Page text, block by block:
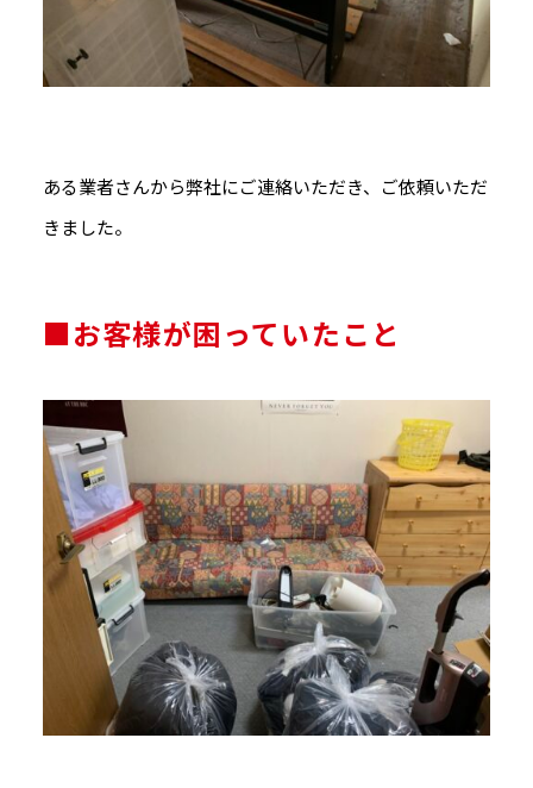
ある業者さんから弊社にご連絡いただき、ご依頼いただ
きました。
■お客様が困っていたこと